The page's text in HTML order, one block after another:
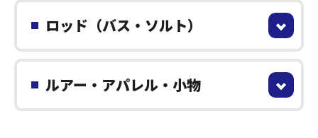
ロッド（バス・ソルト）
ルアー・アパレル・小物